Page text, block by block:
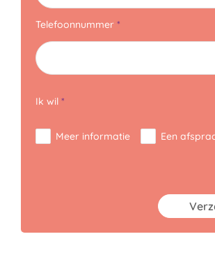
Telefoonnummer
Ik wil
Meer informatie Een